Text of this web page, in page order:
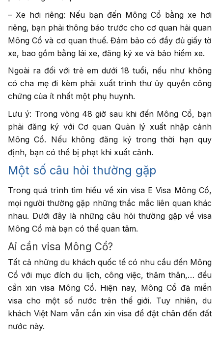
– Xe hơi riêng: Nếu bạn đến Mông Cổ bằng xe hơi
riêng, bạn phải thông báo trước cho cơ quan hải quan
Mông Cổ và cơ quan thuế. Đảm bảo có đầy đủ giấy tờ
xe, bao gồm bằng lái xe, đăng ký xe và bảo hiểm xe.
Ngoài ra đối với trẻ em dưới 18 tuổi, nếu như không
có cha mẹ đi kèm phải xuất trình thư ủy quyền công
chứng của ít nhất một phụ huynh.
Lưu ý: Trong vòng 48 giờ sau khi đến Mông Cổ, bạn
phải đăng ký với Cơ quan Quản lý xuất nhập cảnh
Mông Cổ. Nếu không đăng ký trong thời hạn quy
định, bạn có thể bị phạt khi xuất cảnh.
Một số câu hỏi thường gặp
Trong quá trình tìm hiểu về xin visa E Visa Mông Cổ,
mọi người thường gặp những thắc mắc liên quan khác
nhau. Dưới đây là những câu hỏi thường gặp về visa
Mông Cổ mà bạn có thể quan tâm.
Ai cần visa Mông Cổ?
Tất cả những du khách quốc tế có nhu cầu đến Mông
Cổ với mục đích du lịch, công việc, thăm thân,… đều
cần xin visa Mông Cổ. Hiện nay, Mông Cổ đã miễn
visa cho một số nước trên thế giới. Tuy nhiên, du
khách Việt Nam vẫn cần xin visa để đặt chân đến đất
nước này.